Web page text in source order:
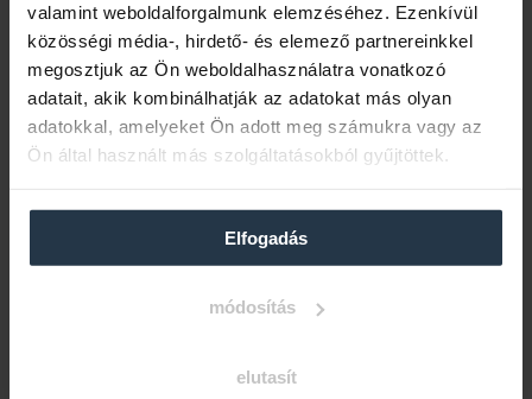
valamint weboldalforgalmunk elemzéséhez. Ezenkívül
közösségi média-, hirdető- és elemező partnereinkkel
megosztjuk az Ön weboldalhasználatra vonatkozó
adatait, akik kombinálhatják az adatokat más olyan
adatokkal, amelyeket Ön adott meg számukra vagy az
Ön által használt más szolgáltatásokból gyűjtöttek.
Elfogadás
módosítás
elutasít
Kapcsolatfelvételhez kérjük töltse ki
az alábbi űrlapot, vagy keressen
minket elérhetőségeinken.